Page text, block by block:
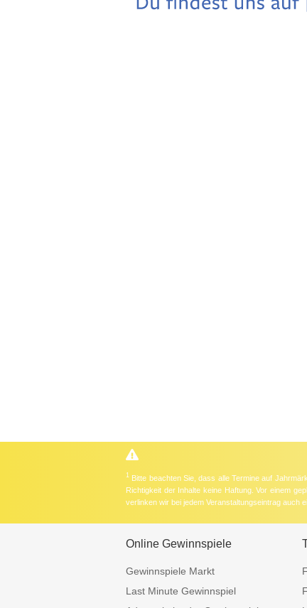
1 Bitte beachten Sie, dass alle Termine auf
Richtigkeit der Inhalte keine Haftung. Vor einem
verlinken wir bei jedem Veranstaltungseintrag auch
Online Gewinnspiele
Gewinnspiele Markt
Last Minute Gewinnspiel